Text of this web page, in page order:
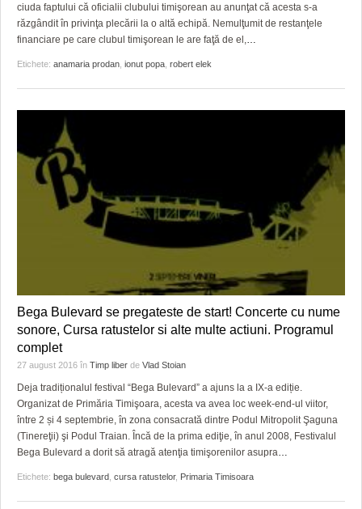
ciuda faptului că oficialii clubului timişorean au anunţat că acesta s-a
răzgândit în privinţa plecării la o altă echipă. Nemulţumit de restanţele
financiare pe care clubul timişorean le are faţă de el,…
Etichete: anamaria prodan ionut popa robert elek
Bega Bulevard se pregateste de start! Concerte cu nume
sonore, Cursa ratustelor si alte multe actiuni. Programul
complet
27 august 2016 în Timp liber de Vlad Stoian
Deja tradiționalul festival “Bega Bulevard” a ajuns la a IX-a ediție.
Organizat de Primăria Timişoara, acesta va avea loc week-end-ul viitor,
între 2 și 4 septembrie, în zona consacrată dintre Podul Mitropolit Şaguna
(Tinereţii) şi Podul Traian. Încă de la prima ediţie, în anul 2008, Festivalul
Bega Bulevard a dorit să atragă atenţia timişorenilor asupra…
Etichete: bega bulevard cursa ratustelor, Primaria Timisoara